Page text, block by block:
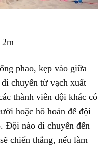
2m
phao, kẹp vào giữa
chuyển từ vạch xuất
thành viên đội khác có
hoặc hô hoán để đội
Đội nào di chuyển đến
chiến thắng, nếu làm